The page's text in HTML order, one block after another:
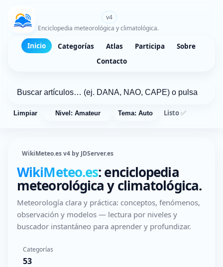
v4
Enciclopedia meteorológica y climatológica.
Inicio Categorías Atlas Participa
Sobre
Contacto
Limpiar Nivel: Amateur Tema: Auto Listo ✅
WikiMeteo.es v4 by JDServer.es
WikiMeteo.es: enciclopedia
meteorológica y climatológica.
Meteorología clara y práctica: conceptos, fenómenos,
observación y modelos — lectura por niveles y
buscador instantáneo para aprender y profundizar.
Categorías
53